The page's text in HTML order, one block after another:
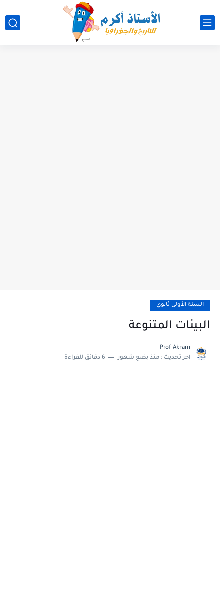
السنة الأولى ثانوي
البيئات المتنوعة
Prof Akram
اخر تحديث : منذ بضع شهور 6 دقائق للقراءة